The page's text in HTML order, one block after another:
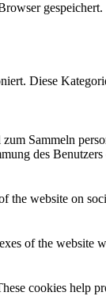
Diese
Sammeln
des
website on
of the
cookies help